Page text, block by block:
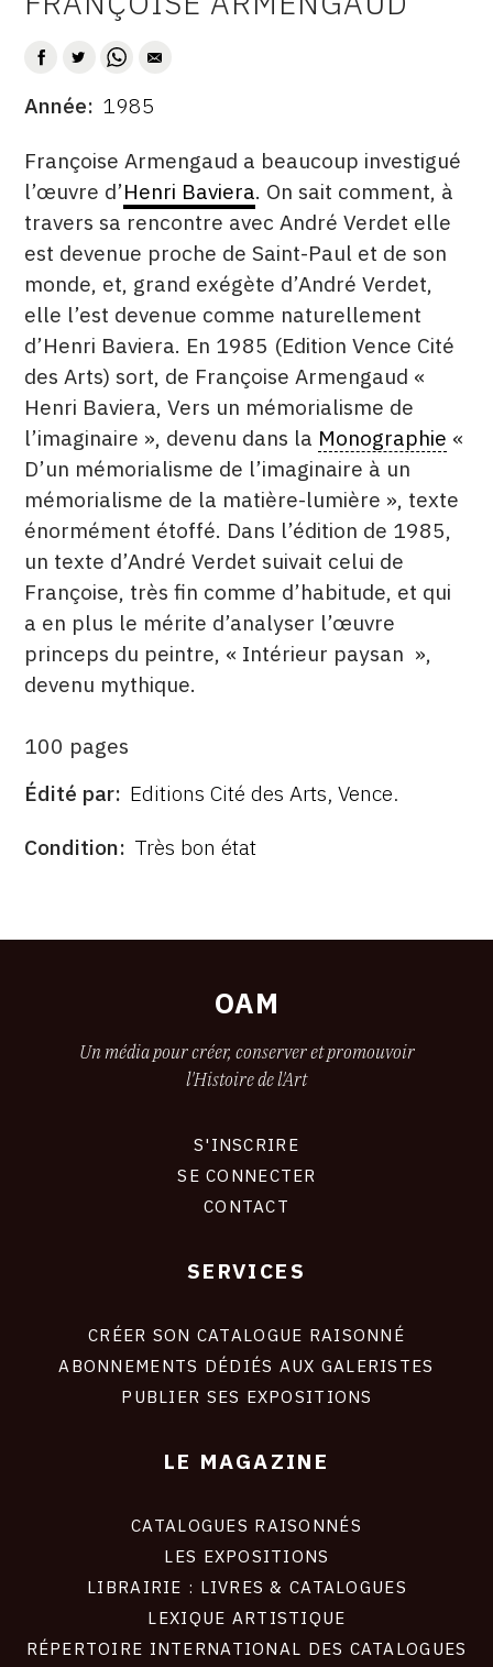
SUIVEZ-NOUS
INSTAGRAM
FACEBOOK
TWITTER
PINTEREST
AUTEUR
DATE
Année 1985
DESCRITPTION
Françoise Armengaud a beaucoup investigué
l’œuvre d’Henri Baviera. On sait comment, à
travers sa rencontre avec André Verdet elle
est devenue proche de Saint-Paul et de son
monde, et, grand exégète d’André Verdet,
elle l’est devenue comme naturellement
d’Henri Baviera. En 1985 (Edition Vence Cité
des Arts) sort, de Françoise Armengaud «
Henri Baviera, Vers un mémorialisme de
l’imaginaire », devenu dans la Monographie «
D’un mémorialisme de l’imaginaire à un
mémorialisme de la matière-lumière », texte
énormément étoffé. Dans l’édition de 1985,
un texte d’André Verdet suivait celui de
Françoise, très fin comme d’habitude, et qui
a en plus le mérite d’analyser l’œuvre
princeps du peintre, « Intérieur paysan »,
devenu mythique.
100 pages
ÉDITÉ
Édité par Editions Cité des Arts, Vence.
FORMAT
ÉTAT
Condition Très bon état
OAM
Un média pour créer, conserver et promouvoir
l'Histoire de l'Art
S'INSCRIRE
SE CONNECTER
CONTACT
SERVICES
CRÉER SON CATALOGUE RAISONNÉ
ABONNEMENTS DÉDIÉS AUX GALERISTES
PUBLIER SES EXPOSITIONS
LE MAGAZINE
CATALOGUES RAISONNÉS
LES EXPOSITIONS
LIBRAIRIE : LIVRES & CATALOGUES
LEXIQUE ARTISTIQUE
RÉPERTOIRE INTERNATIONAL DES CATALOGUES